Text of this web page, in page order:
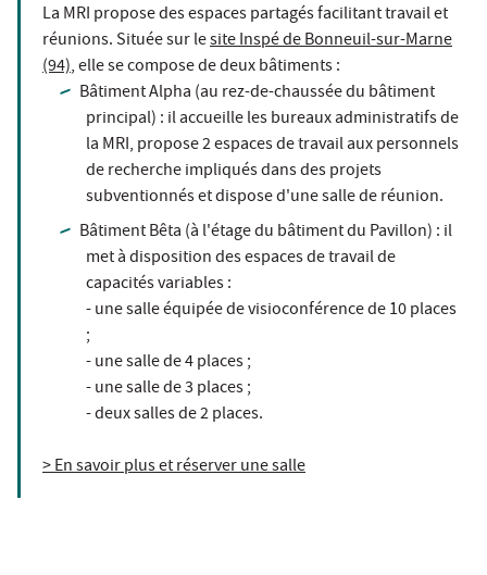
La MRI propose des espaces partagés facilitant travail et
réunions. Située sur lesite Inspé de Bonneuil-sur-Marne
(94), elle se compose de deux bâtiments :
Bâtiment Alpha (au rez-de-chaussée du bâtiment
principal) : il accueille les bureaux administratifs de
la MRI, propose 2 espaces de travail aux personnels
de recherche impliqués dans des projets
subventionnés et dispose d'une salle de réunion.
Bâtiment Bêta (à l'étage du bâtiment du Pavillon) : il
met à disposition des espaces de travail de
capacités variables :
- une salle équipée de visioconférence de 10 places
;
- une salle de 4 places ;
- une salle de 3 places ;
- deux salles de 2 places.
> En savoir plus et réserver une salle